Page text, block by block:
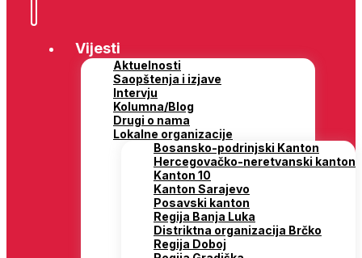
Vijesti
Aktuelnosti
Saopštenja i izjave
Intervju
Kolumna/Blog
Drugi o nama
Lokalne organizacije
Bosansko-podrinjski Kanton
Hercegovačko-neretvanski kanton
Kanton 10
Kanton Sarajevo
Posavski kanton
Regija Banja Luka
Distriktna organizacija Brčko
Regija Doboj